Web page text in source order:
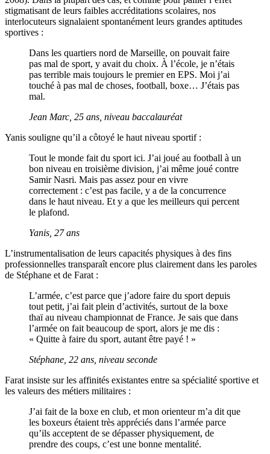
stigmatisant de leurs faibles accréditations scolaires, nos
interlocuteurs signalaient spontanément leurs grandes aptitudes
sportives :
Dans les quartiers nord de Marseille, on pouvait faire
pas mal de sport, y avait du choix. À l’école, je n’étais
pas terrible mais toujours le premier en EPS. Moi j’ai
touché à pas mal de choses, football, boxe… J’étais pas
mal.
Jean Marc, 25 ans, niveau baccalauréat
Yanis souligne qu’il a côtoyé le haut niveau sportif :
Tout le monde fait du sport ici. J’ai joué au football à un
bon niveau en troisième division, j’ai même joué contre
Samir Nasri. Mais pas assez pour en vivre
correctement : c’est pas facile, y a de la concurrence
dans le haut niveau. Et y a que les meilleurs qui percent
le plafond.
Yanis, 27 ans
L’instrumentalisation de leurs capacités physiques à des fins
professionnelles transparaît encore plus clairement dans les paroles
de Stéphane et de Farat :
L’armée, c’est parce que j’adore faire du sport depuis
tout petit, j’ai fait plein d’activités, surtout de la boxe
thaï au niveau championnat de France. Je sais que dans
l’armée on fait beaucoup de sport, alors je me dis :
« Quitte à faire du sport, autant être payé ! »
Stéphane, 22 ans, niveau seconde
Farat insiste sur les affinités existantes entre sa spécialité sportive et
les valeurs des métiers militaires :
J’ai fait de la boxe en club, et mon orienteur m’a dit que
les boxeurs étaient très appréciés dans l’armée parce
qu’ils acceptent de se dépasser physiquement, de
prendre des coups, c’est une bonne mentalité.